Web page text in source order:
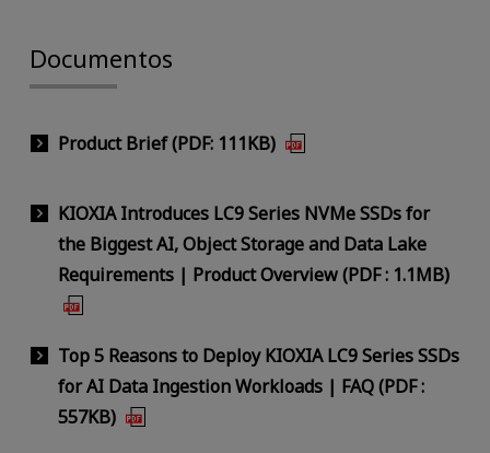
Documentos
Product Brief (PDF: 111KB)
KIOXIA Introduces LC9 Series NVMe SSDs for
the Biggest AI, Object Storage and Data Lake
Requirements | Product Overview (PDF : 1.1MB)
Top 5 Reasons to Deploy KIOXIA LC9 Series SSDs
for AI Data Ingestion Workloads | FAQ (PDF :
557KB)